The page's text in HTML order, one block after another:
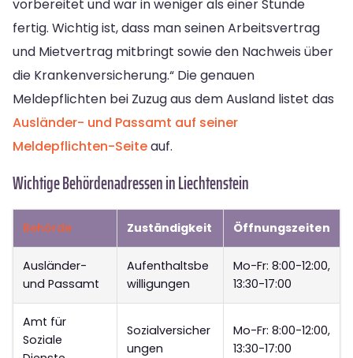
vorbereitet und war in weniger als einer Stunde
fertig. Wichtig ist, dass man seinen Arbeitsvertrag
und Mietvertrag mitbringt sowie den Nachweis über
die Krankenversicherung.“ Die genauen
Meldepflichten bei Zuzug aus dem Ausland listet das
Ausländer- und Passamt auf seiner
Meldepflichten-Seiteauf.
Wichtige Behördenadressen in Liechtenstein
Behörde Zuständigkeit Öffnungszeiten
Ausländer-
und Passamt
Aufenthaltsbe
willigungen
Mo-Fr: 8:00-12:00,
13:30-17:00
Amt für
Soziale
Sozialversicher
ungen
Mo-Fr: 8:00-12:00,
13:30-17:00